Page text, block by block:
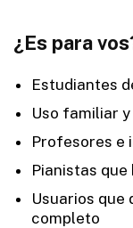
¿Es para
Estudiantes
Uso familiar
Profesores e
Pianistas
Usuarios que
completo